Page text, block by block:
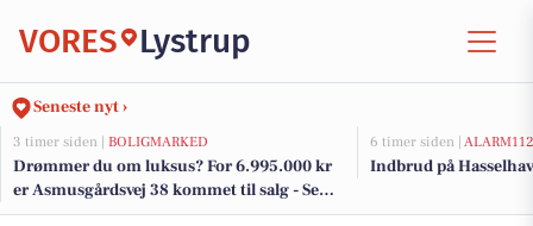
VORES Lystrup
Seneste nyt ›
3 timer siden | BOLIGMARKED
Drømmer du om luksus? For 6.995.000 kr
er Asmusgårdsvej 38 kommet til salg - Se
den og de dyreste boliger til salg her
6 timer siden | ALARM112
Indbrud på